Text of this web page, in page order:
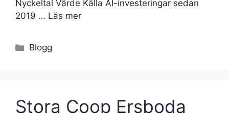
Nyckeltal Värde Källa AI-investeringar sedan
2019 … Läs mer
Kategorier
Blogg
Stora Coop Ersboda